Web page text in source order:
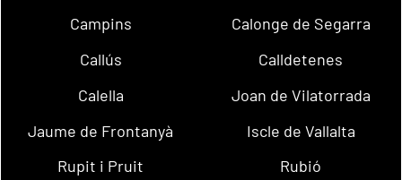
Campins
Calonge de Segarra
Callús
Calldetenes
Calella
Joan de Vilatorrada
Jaume de Frontanyà
Iscle de Vallalta
Rupit i Pruit
Rubió